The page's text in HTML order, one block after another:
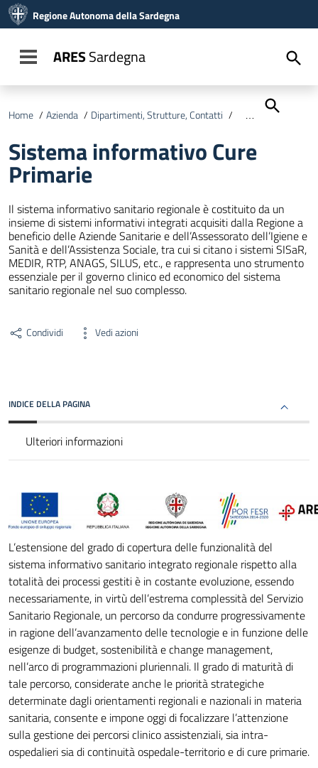
Vai al menu di navigazione
Vai al footer
Regione Autonoma della Sardegna
Toggle navigation
ARESSardegna
Home / Azienda / Dipartimenti, Strutture, Contatti / Dipartimento
Sistema informativo Cure
Primarie
Il sistema informativo sanitario regionale è costituito da un
insieme di sistemi informativi integrati acquisiti dalla Regione a
beneficio delle Aziende Sanitarie e dell’Assessorato dell’Igiene e
Sanità e dell’Assistenza Sociale, tra cui si citano i sistemi SISaR,
MEDIR, RTP, ANAGS, SILUS, etc., e rappresenta uno strumento
essenziale per il governo clinico ed economico del sistema
sanitario regionale nel suo complesso.
Condividi Vedi azioni
INDICE DELLA PAGINA
Ulteriori informazioni
L’estensione del grado di copertura delle funzionalità del
sistema informativo sanitario integrato regionale rispetto alla
totalità dei processi gestiti è in costante evoluzione, essendo
necessariamente, in virtù dell’estrema complessità del Servizio
Sanitario Regionale, un percorso da condurre progressivamente
in ragione dell’avanzamento delle tecnologie e in funzione delle
esigenze di budget, sostenibilità e change management,
nell’arco di programmazioni pluriennali. Il grado di maturità di
tale percorso, considerate anche le priorità strategiche
determinate dagli orientamenti regionali e nazionali in materia
sanitaria, consente e impone oggi di focalizzare l’attenzione
sulla gestione dei percorsi clinico assistenziali, sia intra-
ospedalieri sia di continuità ospedale-territorio e di cure primarie.